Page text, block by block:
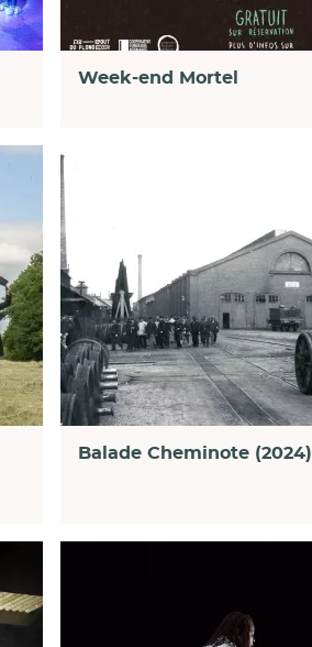
Week-end Mortel
Balade Cheminote (2024)